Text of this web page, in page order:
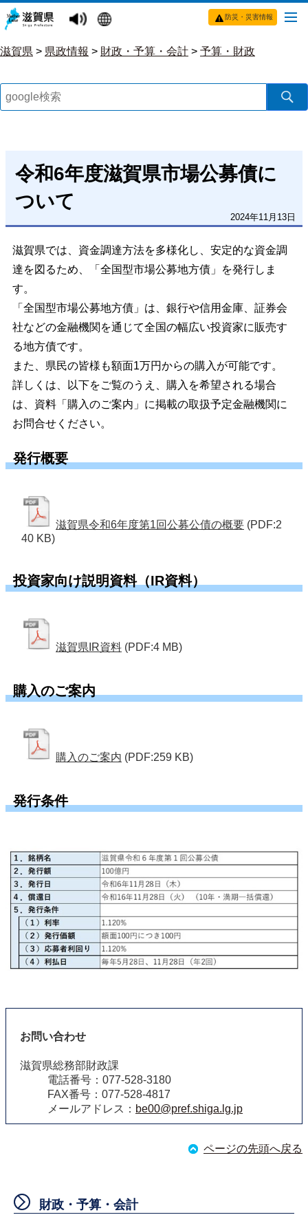
防災・災害情報
滋賀県 > 県政情報 > 財政・予算・会計 > 予算・財政
令和6年度滋賀県市場公募債に
ついて
2024年11月13日
滋賀県では、資金調達方法を多様化し、安定的な資金調
達を図るため、「全国型市場公募地方債」を発行しま
す。
「全国型市場公募地方債」は、銀行や信用金庫、証券会
社などの金融機関を通じて全国の幅広い投資家に販売す
る地方債です。
また、県民の皆様も額面1万円からの購入が可能です。
詳しくは、以下をご覧のうえ、購入を希望される場合
は、資料「購入のご案内」に掲載の取扱予定金融機関に
お問合せください。
発行概要
滋賀県令和6年度第1回公募公債の概要 (PDF:2
40 KB)
投資家向け説明資料（IR資料）
滋賀県IR資料 (PDF:4 MB)
購入のご案内
購入のご案内 (PDF:259 KB)
発行条件
お問い合わせ
滋賀県総務部財政課
電話番号：077-528-3180
FAX番号：077-528-4817
メールアドレス： be00@pref.shiga.lg.jp
ページの先頭へ戻る
財政・予算・会計